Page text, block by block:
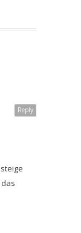
Reply